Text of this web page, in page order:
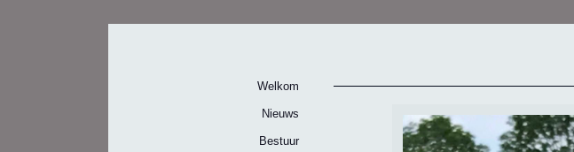
Welkom
Nieuws
Bestuur